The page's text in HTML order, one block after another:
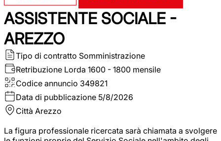
ASSISTENTE SOCIALE -
AREZZO
Tipo di contratto Somministrazione
Retribuzione Lorda 1600 - 1800 mensile
Codice annuncio 349821
Data di pubblicazione 5/8/2026
Città Arezzo
La figura professionale ricercata sarà chiamata a svolgere